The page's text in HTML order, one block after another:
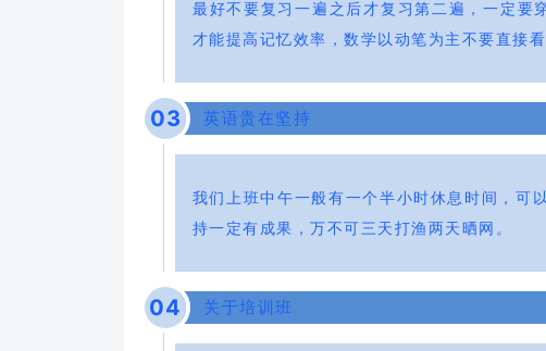
最好不要复习一遍之后才复习第二遍，一定要
才能提高记忆效率，数学以动笔为主不要直接
03 英语贵在坚持
我们上班中午一般有一个半小时休息时间，可
持一定有成果，万不可三天打渔两天晒网。
04 关于培训班